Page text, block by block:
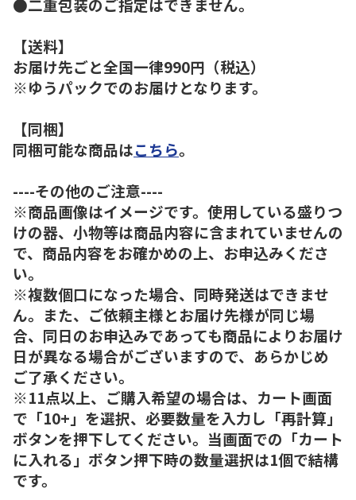
【送料】
お届け先ごと全国一律990円（税込）
※ゆうパックでのお届けとなります。
【同梱】
同梱可能な商品はこちら。
----その他のご注意----
※商品画像はイメージです。使用している盛りつ
けの器、小物等は商品内容に含まれていませんの
で、商品内容をお確かめの上、お申込みくださ
い。
※複数個口になった場合、同時発送はできませ
ん。また、ご依頼主様とお届け先様が同じ場
合、同日のお申込みであっても商品によりお届け
日が異なる場合がございますので、あらかじめ
ご了承ください。
※11点以上、ご購入希望の場合は、カート画面
で「10+」を選択、必要数量を入力し「再計算」
ボタンを押下してください。当画面での「カート
に入れる」ボタン押下時の数量選択は1個で結構
です。